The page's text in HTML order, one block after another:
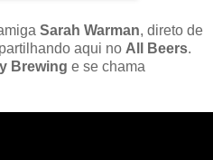
Sarah Warman, direto de
aqui no All Beers.
Brewing e se chama